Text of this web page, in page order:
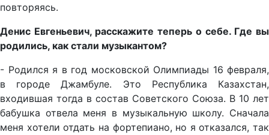
повторяясь.
Денис Евгеньевич, расскажите теперь о себе. Где вы
родились, как стали музыкантом?
- Родился я в год московской Олимпиады 16 февраля,
в городе Джамбуле. Это Республика Казахстан,
входившая тогда в состав Советского Союза. В 10 лет
бабушка отвела меня в музыкальную школу. Сначала
меня хотели отдать на фортепиано, но я отказался, так